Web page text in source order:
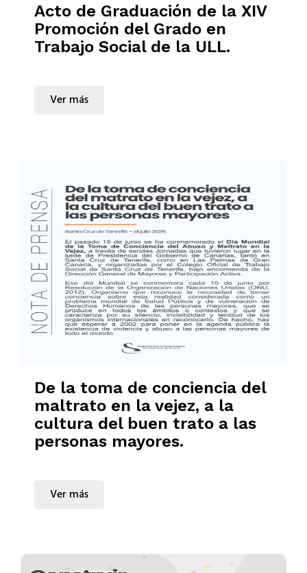
Acto de Graduación de la XIV
Promoción del Grado en
Trabajo Social de la ULL.
Ver más
De la toma de conciencia del
maltrato en la vejez, a la
cultura del buen trato a las
personas mayores.
Ver más